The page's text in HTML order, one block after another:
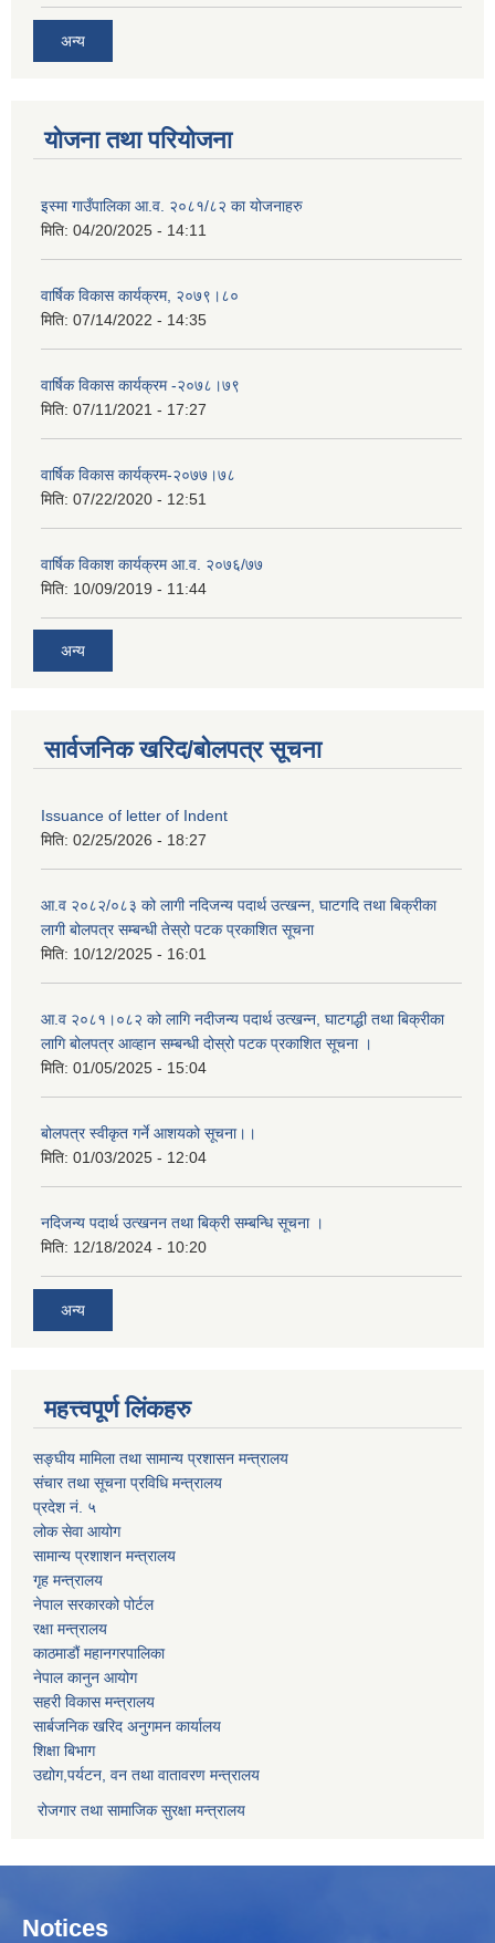
अन्य
योजना तथा परियोजना
इस्मा गाउँपालिका आ.व. २०८१/८२ का योजनाहरु
मिति: 04/20/2025 - 14:11
वार्षिक विकास कार्यक्रम, २०७९।८०
मिति: 07/14/2022 - 14:35
वार्षिक विकास कार्यक्रम -२०७८।७९
मिति: 07/11/2021 - 17:27
वार्षिक विकास कार्यक्रम-२०७७।७८
मिति: 07/22/2020 - 12:51
वार्षिक विकाश कार्यक्रम आ.व. २०७६/७७
मिति: 10/09/2019 - 11:44
अन्य
सार्वजनिक खरिद/बोलपत्र सूचना
Issuance of letter of Indent
मिति: 02/25/2026 - 18:27
आ.व २०८२/०८३ को लागी नदिजन्य पदार्थ उत्खन्न, घाटगदि तथा बिक्रीका
लागी बोलपत्र सम्बन्धी तेस्रो पटक प्रकाशित सूचना
मिति: 10/12/2025 - 16:01
आ.व २०८१।०८२ को लागि नदीजन्य पदार्थ उत्खन्न, घाटगद्धी तथा बिक्रीका
लागि बोलपत्र आव्हान सम्बन्धी दोस्रो पटक प्रकाशित सूचना ।
मिति: 01/05/2025 - 15:04
बोलपत्र स्वीकृत गर्ने आशयको सूचना।।
मिति: 01/03/2025 - 12:04
नदिजन्य पदार्थ उत्खनन तथा बिक्री सम्बन्धि सूचना ।
मिति: 12/18/2024 - 10:20
अन्य
महत्त्वपूर्ण लिंकहरु
सङ्घीय मामिला तथा सामान्य प्रशासन मन्त्रालय
संचार तथा सूचना प्रविधि मन्त्रालय
प्रदेश नं. ५
लोक सेवा आयोग
सामान्य प्रशाशन मन्त्रालय
गृह मन्त्रालय
नेपाल सरकारको पोर्टल
रक्षा मन्त्रालय
काठमाडौं महानगरपालिका
नेपाल कानुन आयोग
सहरी विकास मन्त्रालय
सार्बजनिक खरिद अनुगमन कार्यालय
शिक्षा बिभाग
उद्योग,पर्यटन, वन तथा वातावरण मन्त्रालय
रोजगार तथा सामाजिक सुरक्षा मन्त्रालय
Notices